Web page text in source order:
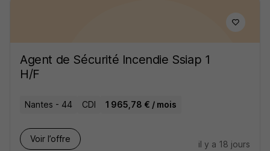
Agent de Sécurité Incendie Ssiap 1
H/F
Nantes - 44 CDI 1 965,78 € / mois
Voir l’offre
il y a 18 jours